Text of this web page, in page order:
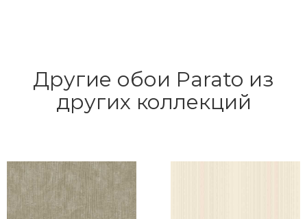
Другие обои Parato из
других коллекций